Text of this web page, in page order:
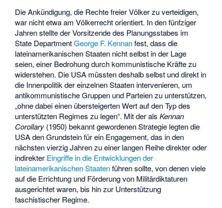
Die Ankündigung, die Rechte freier Völker zu verteidigen,
war nicht etwa am Völkerrecht orientiert. In den fünfziger
Jahren stellte der Vorsitzende des Planungsstabes im
State DepartmentGeorge F. Kennanfest, dass die
lateinamerikanischen Staaten nicht selbst in der Lage
seien, einer Bedrohung durch kommunistische Kräfte zu
widerstehen. Die USA müssten deshalb selbst und direkt in
die Innenpolitik der einzelnen Staaten intervenieren, um
antikommunistische Gruppen und Parteien zu unterstützen,
„ohne dabei einen übersteigerten Wert auf den Typ des
unterstützten Regimes zu legen“. Mit der alsKennan
Corollary (1950) bekannt gewordenen Strategie legten die
USA den Grundstein für ein Engagement, das in den
nächsten vierzig Jahren zu einer langen Reihe direkter oder
indirekter Eingriffe in die Entwicklungen der
lateinamerikanischen Staatenführen sollte, von denen viele
auf die Errichtung und Förderung von Militärdiktaturen
ausgerichtet waren, bis hin zur Unterstützung
faschistischer Regime.